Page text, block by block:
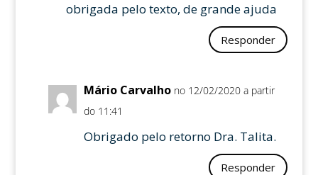
obrigada pelo texto, de grande ajuda
Responder
Mário Carvalho no 12/02/2020 a partir
do 11:41
Obrigado pelo retorno Dra. Talita.
Responder